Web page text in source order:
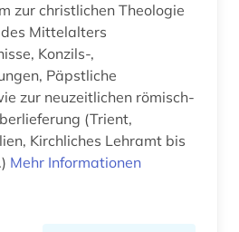
Ostmitteleuropa (3)
Rheinland-Pfalz (1)
zur christlichen Theologie
Mittelalters
Konzils-,
Päpstliche
zur neuzeitlichen römisch-
(Trient,
Kirchliches Lehramt bis
Mehr Informationen